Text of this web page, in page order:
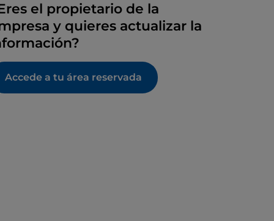
el propietario de la
y quieres actualizar la
Accede a tu área reservada